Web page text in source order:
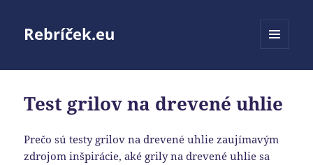
Rebríček.eu
Test grilov na drevené uhlie
Prečo sú testy grilov na drevené uhlie zaujímavým
zdrojom inšpirácie, aké grily na drevené uhlie sa